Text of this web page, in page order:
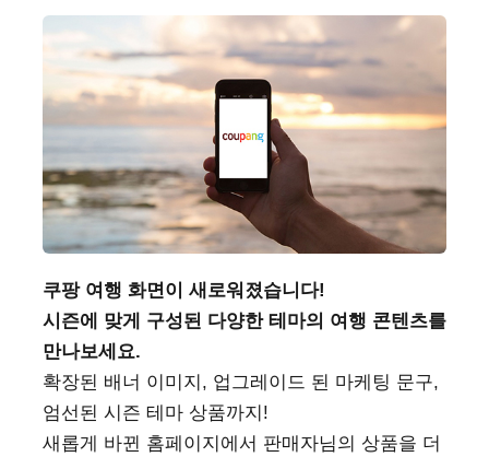
쿠팡 여행 화면이 새로워졌습니다!
시즌에 맞게 구성된 다양한 테마의 여행 콘텐츠를
만나보세요.
확장된 배너 이미지, 업그레이드 된 마케팅 문구,
엄선된 시즌 테마 상품까지!
새롭게 바뀐 홈페이지에서 판매자님의 상품을 더